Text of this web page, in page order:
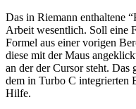
Das in Riemann enthaltene
Arbeit wesentlich. Soll eine
Formel aus einer vorigen
diese mit der Maus
an der der Cursor steht.
dem in Turbo C integrierten
Hilfe.